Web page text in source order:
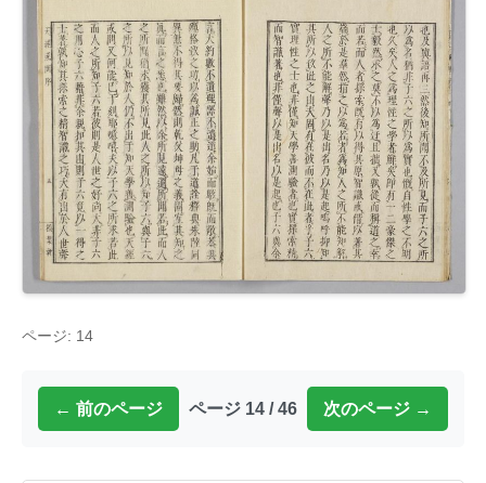
ページ: 14
← 前のページ ページ 14 / 46 次のページ →